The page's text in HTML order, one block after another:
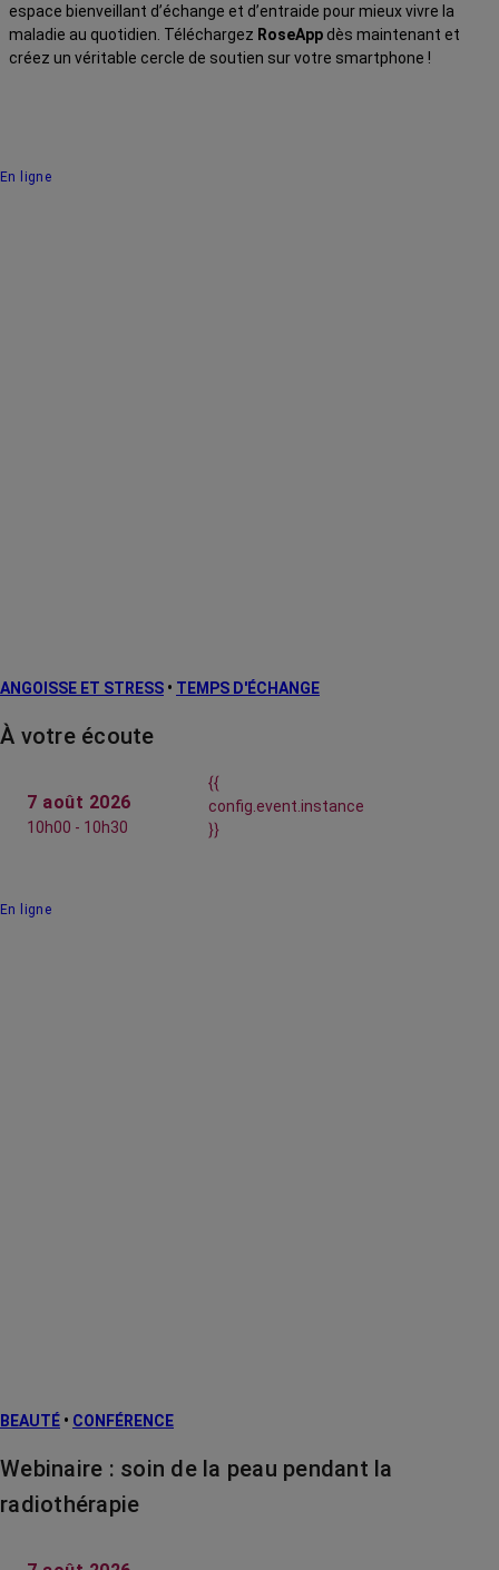
espace bienveillant d’échange et d’entraide pour mieux vivre la
maladie au quotidien. Téléchargez RoseApp dès maintenant et
créez un véritable cercle de soutien sur votre smartphone !
En ligne
ANGOISSE ET STRESS • TEMPS D'ÉCHANGE
À votre écoute
7 août 2026
10h00 - 10h30
{{
config.event.instance
}}
En ligne
BEAUTÉ • CONFÉRENCE
Webinaire : soin de la peau pendant la
radiothérapie